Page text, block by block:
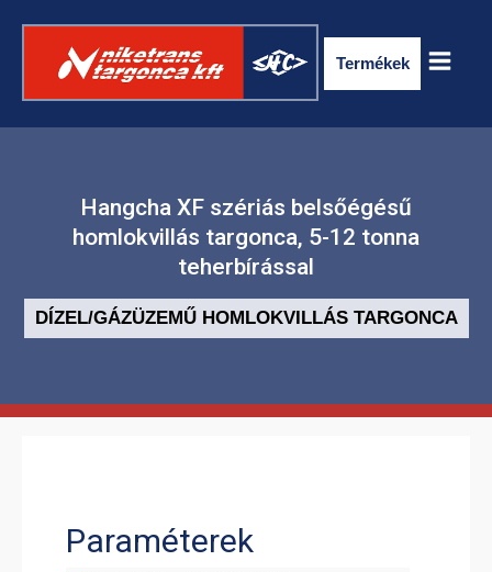
Termékek
Hangcha XF szériás belsőégésű
homlokvillás targonca, 5-12 tonna
teherbírással
DÍZEL/GÁZÜZEMŰ HOMLOKVILLÁS TARGONCA
Paraméterek